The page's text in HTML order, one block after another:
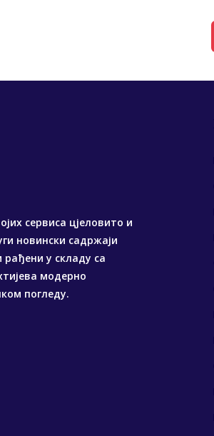
сервиса цјеловито и
новински садржаји
у складу са
модерно
погледу.